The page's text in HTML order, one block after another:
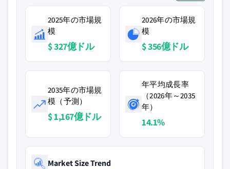
2025年の市場規
模
$ 327億ドル
2026年の市場規
模
$ 356億ドル
2035年の市場規
模（予測）
$ 1,167億ドル
年平均成長率
（2026年～2035
年）
14.1%
Market Size Trend